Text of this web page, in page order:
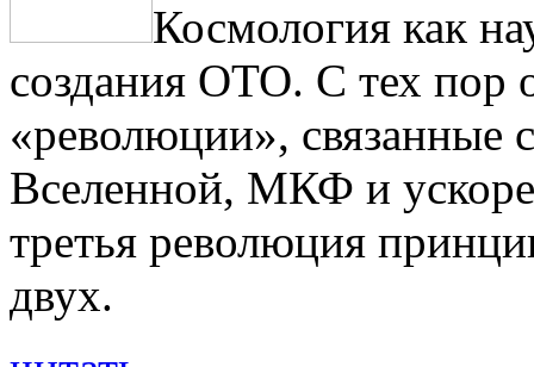
Космология как
создания ОТО. С тех пор
«революции», связанные
Вселенной, МКФ и
третья революция
двух.